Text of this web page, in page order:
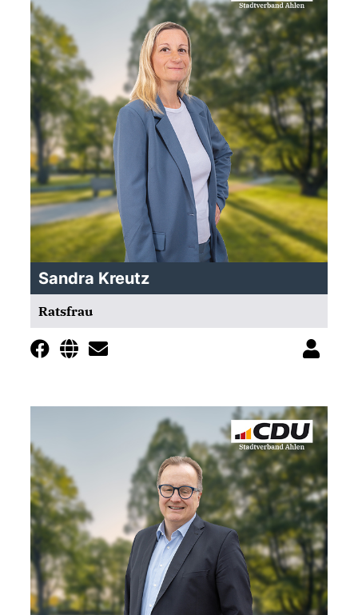
Sandra Kreutz
Ratsfrau